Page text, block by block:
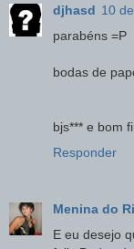
djhasd 10
parabéns =P
bodas de
bjs*** e bom
Responder
Menina do
E eu desejo